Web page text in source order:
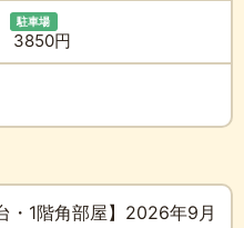
駐車場
3850円
・1階角部屋】2026年9月